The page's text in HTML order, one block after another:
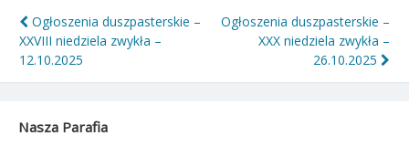
Nawigacja
wpisu
Ogłoszenia duszpasterskie –
XXVIII niedziela zwykła –
12.10.2025
Ogłoszenia duszpasterskie –
XXX niedziela zwykła –
26.10.2025
Nasza Parafia